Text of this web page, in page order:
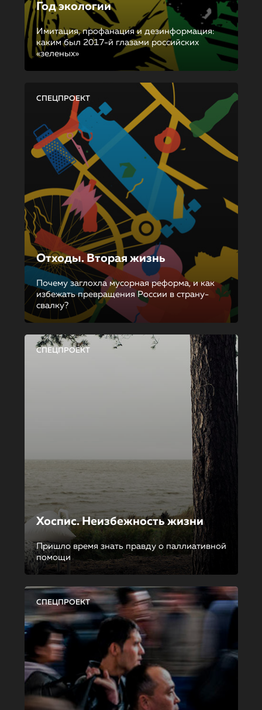
Год экологии
Имитация, профанация и дезинформация:
каким был 2017-й глазами российских
«зеленых»
СПЕЦПРОЕКТ
Отходы. Вторая жизнь
Почему заглохла мусорная реформа, и как
избежать превращения России в страну-
свалку?
СПЕЦПРОЕКТ
Хоспис. Неизбежность жизни
Пришло время знать правду о паллиативной
помощи
СПЕЦПРОЕКТ